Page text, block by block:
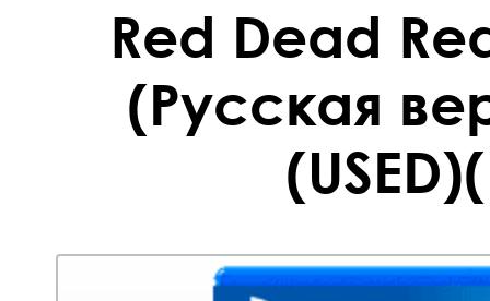
Red Dead
(Русская